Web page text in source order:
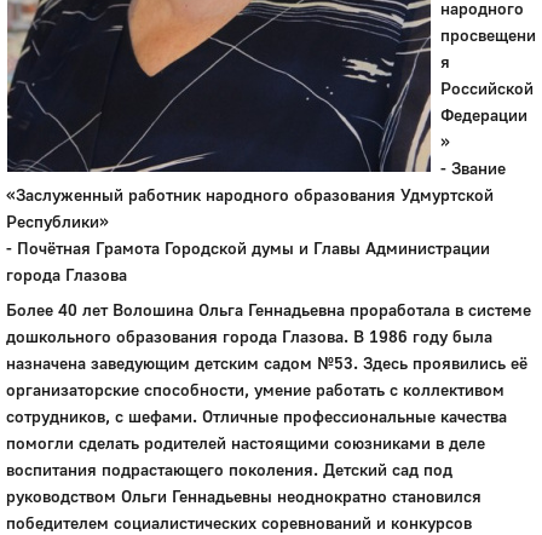
народного
просвещени
я
Российской
Федерации
»
- Звание
«Заслуженный работник народного образования Удмуртской
Республики»
- Почётная Грамота Городской думы и Главы Администрации
города Глазова
Более 40 лет Волошина Ольга Геннадьевна проработала в системе
дошкольного образования города Глазова. В 1986 году была
назначена заведующим детским садом №53. Здесь проявились её
организаторские способности, умение работать с коллективом
сотрудников, с шефами. Отличные профессиональные качества
помогли сделать родителей настоящими союзниками в деле
воспитания подрастающего поколения. Детский сад под
руководством Ольги Геннадьевны неоднократно становился
победителем социалистических соревнований и конкурсов